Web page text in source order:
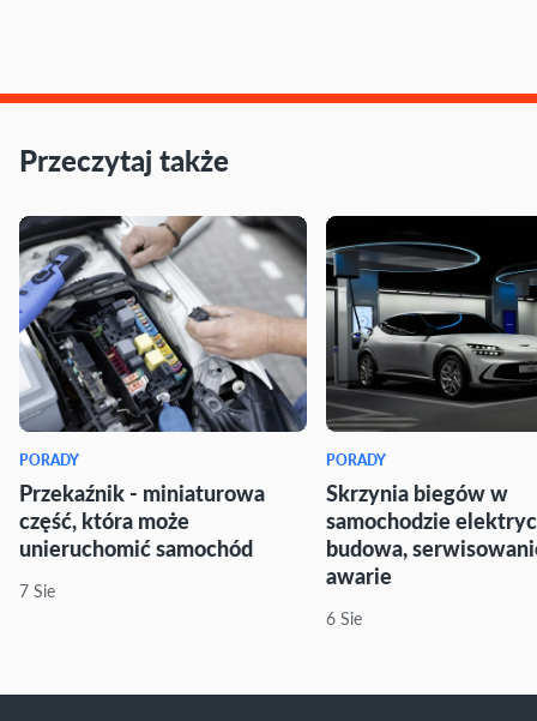
Przeczytaj także
PORADY
Przekaźnik - miniaturowa
część, która może
unieruchomić samochód
7 Sie
PORADY
Skrzynia biegów w
samochodzie
budowa,
awarie
6 Sie